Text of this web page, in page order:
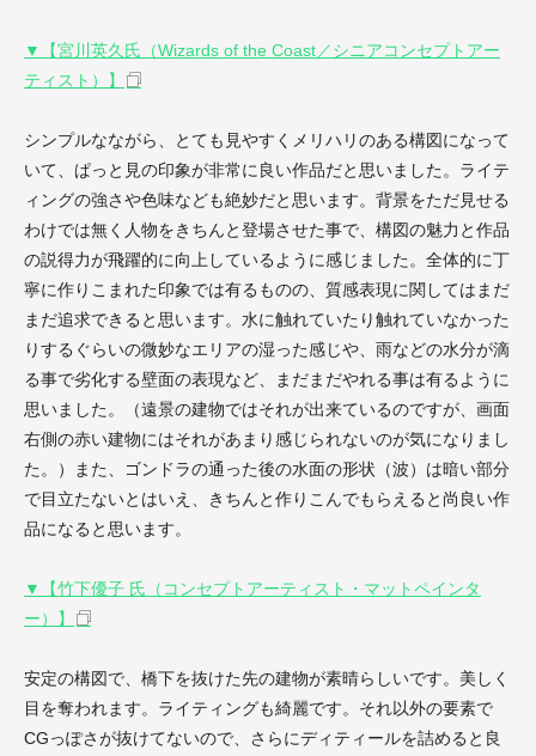
▼【宮川英久氏（Wizards of the Coast／シニアコンセプトアー
ティスト）】
シンプルなながら、とても見やすくメリハリのある構図になって
いて、ぱっと見の印象が非常に良い作品だと思いました。ライテ
ィングの強さや色味なども絶妙だと思います。背景をただ見せる
わけでは無く人物をきちんと登場させた事で、構図の魅力と作品
の説得力が飛躍的に向上しているように感じました。全体的に丁
寧に作りこまれた印象では有るものの、質感表現に関してはまだ
まだ追求できると思います。水に触れていたり触れていなかった
りするぐらいの微妙なエリアの湿った感じや、雨などの水分が滴
る事で劣化する壁面の表現など、まだまだやれる事は有るように
思いました。（遠景の建物ではそれが出来ているのですが、画面
右側の赤い建物にはそれがあまり感じられないのが気になりまし
た。）また、ゴンドラの通った後の水面の形状（波）は暗い部分
で目立たないとはいえ、きちんと作りこんでもらえると尚良い作
品になると思います。
▼【竹下優子 氏（コンセプトアーティスト・マットペインタ
ー）】
安定の構図で、橋下を抜けた先の建物が素晴らしいです。美しく
目を奪われます。ライティングも綺麗です。それ以外の要素で
CGっぽさが抜けてないので、さらにディティールを詰めると良